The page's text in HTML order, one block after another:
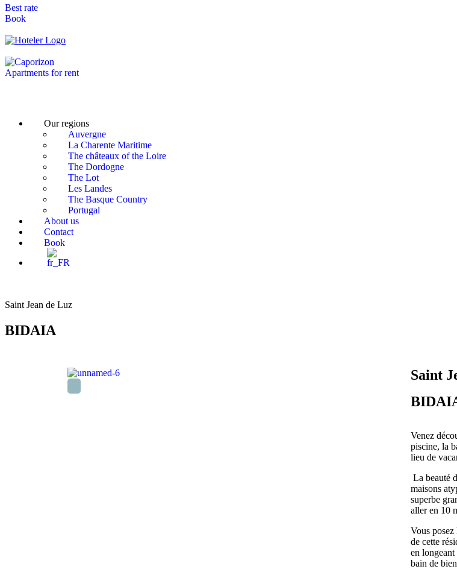
Best rate
Book
Our regions
Auvergne
La Charente Maritime
The châteaux of the Loire
The Dordogne
The Lot
Les Landes
The Basque Country
Portugal
About us
Contact
Book
Saint Jean de Luz
BIDAIA
Saint
Venez
piscine, la
lieu de
La beauté
maisons
superbe
aller en 10
Vous
de cette
en
bain de